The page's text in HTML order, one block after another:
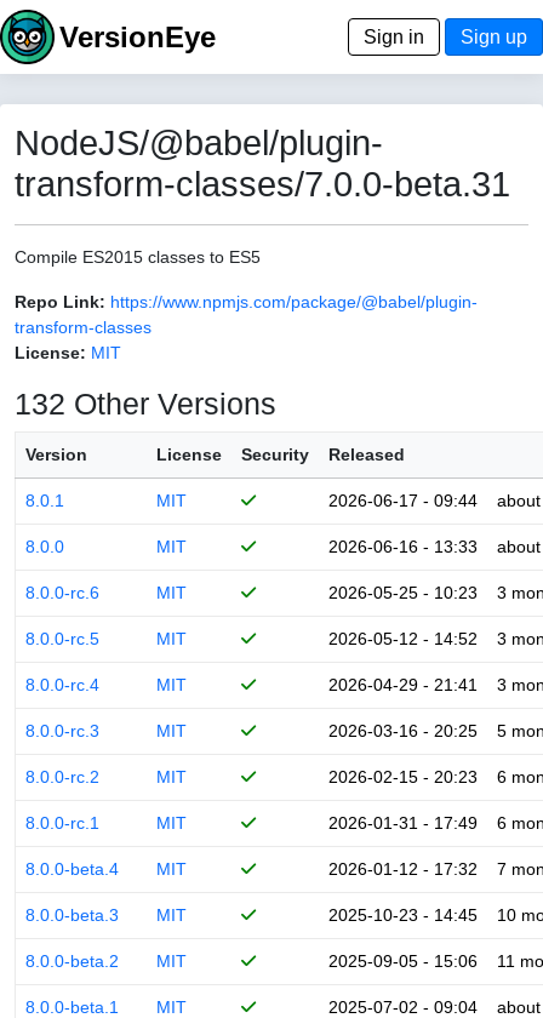
VersionEye Sign in Sign up
NodeJS/@babel/plugin-
transform-classes/7.0.0-beta.31
Compile ES2015 classes to ES5
Repo Link: https://www.npmjs.com/package/@babel/plugin-
transform-classes
License: MIT
132 Other Versions
Version License Security Released
8.0.1 MIT 2026-06-17 - 09:44
8.0.0 MIT 2026-06-16 - 13:33
8.0.0-rc.6 MIT 2026-05-25 - 10:23 3
8.0.0-rc.5 MIT 2026-05-12 - 14:52 3
8.0.0-rc.4 MIT 2026-04-29 - 21:41 3
8.0.0-rc.3 MIT 2026-03-16 - 20:25 5
8.0.0-rc.2 MIT 2026-02-15 - 20:23 6
8.0.0-rc.1 MIT 2026-01-31 - 17:49 6
8.0.0-beta.4 MIT 2026-01-12 - 17:32 7
8.0.0-beta.3 MIT 2025-10-23 - 14:45 10
8.0.0-beta.2 MIT 2025-09-05 - 15:06 11
8.0.0-beta.1 MIT 2025-07-02 - 09:04